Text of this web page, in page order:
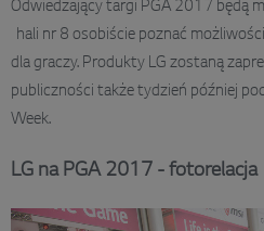
Odwiedzający targi PGA 2017 będą
hali nr 8 osobiście poznać
dla graczy. Produkty LG zostaną
publiczności także tydzień później
Week.
LG na PGA 2017 - fotorelacja